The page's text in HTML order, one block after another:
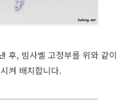
후, 빔사벨 고정부를 위와 같이
켜 배치합니다.